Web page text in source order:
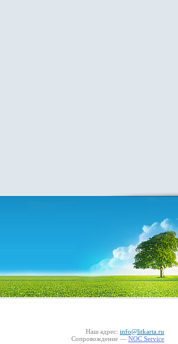
Наш адрес: info@litkarta.ru
Сопровождение — NOC Service